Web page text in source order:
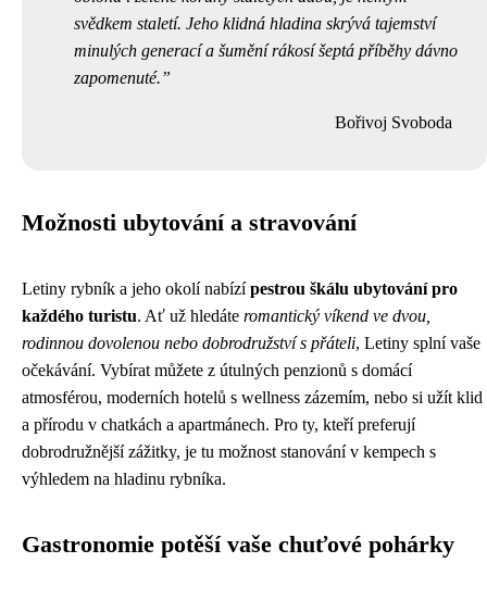
svědkem staletí. Jeho klidná hladina skrývá tajemství
minulých generací a šumění rákosí šeptá příběhy dávno
zapomenuté.
Bořivoj Svoboda
Možnosti ubytování a stravování
Letiny rybník a jeho okolí nabízípestrou škálu ubytování pro
každého turistu. Ať už hledáte romantický víkend ve dvou,
rodinnou dovolenou nebo dobrodružství s přáteli, Letiny splní vaše
očekávání. Vybírat můžete z útulných penzionů s domácí
atmosférou, moderních hotelů s wellness zázemím, nebo si užít klid
a přírodu v chatkách a apartmánech. Pro ty, kteří preferují
dobrodružnější zážitky, je tu možnost stanování v kempech s
výhledem na hladinu rybníka.
Gastronomie potěší vaše chuťové pohárky